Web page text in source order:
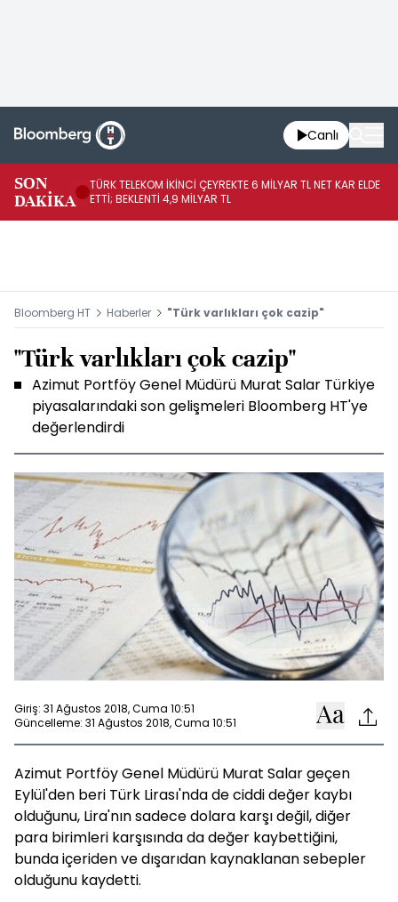
Canlı
SON
DAKİKA
TÜRK TELEKOM İKİNCİ ÇEYREKTE 6 MİLYAR TL NET KAR ELDE
ETTİ; BEKLENTİ 4,9 MİLYAR TL
Bloomberg HT Haberler "Türk varlıkları çok cazip"
"Türk varlıkları çok cazip"
Azimut Portföy Genel Müdürü Murat Salar Türkiye
piyasalarındaki son gelişmeleri Bloomberg HT'ye
değerlendirdi
Giriş: 31 Ağustos 2018, Cuma 10:51
Güncelleme: 31 Ağustos 2018, Cuma 10:51
Azimut Portföy Genel Müdürü Murat Salar geçen
Eylül'den beri Türk Lirası'nda de ciddi değer kaybı
olduğunu, Lira'nın sadece dolara karşı değil, diğer
para birimleri karşısında da değer kaybettiğini,
bunda içeriden ve dışarıdan kaynaklanan sebepler
olduğunu kaydetti.